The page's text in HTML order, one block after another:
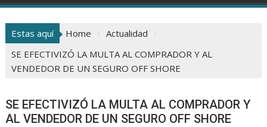
Estas aquí Home
Actualidad
SE EFECTIVIZÓ LA MULTA AL COMPRADOR Y AL
VENDEDOR DE UN SEGURO OFF SHORE
SE EFECTIVIZÓ LA MULTA AL COMPRADOR Y
AL VENDEDOR DE UN SEGURO OFF SHORE